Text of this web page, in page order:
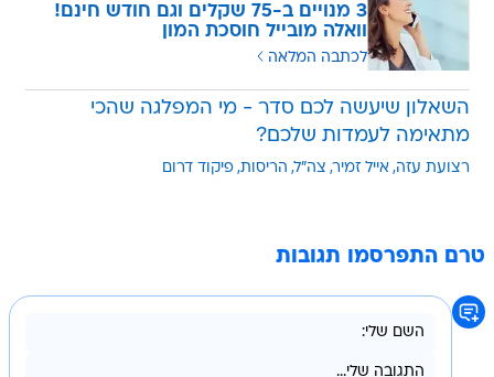
3 מנויים ב-75 שקלים וגם חודש חינם!
וואלה מובייל חוסכת המון
לכתבה המלאה
השאלון שיעשה לכם סדר - מי המפלגה שהכי
מתאימה לעמדות שלכם?
רצועת עזה אייל זמיר צה"ל הריסות פיקוד דרום
טרם התפרסמו תגובות